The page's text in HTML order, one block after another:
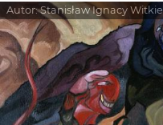
Autor:Stanisław Ignacy